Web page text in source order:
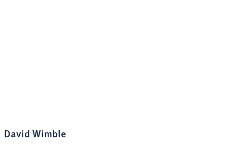
David Wimble